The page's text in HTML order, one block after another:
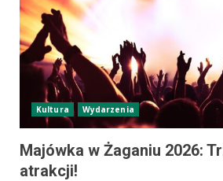
Kultura Wydarzenia
Majówka w Żaganiu 2026:
atrakcji!